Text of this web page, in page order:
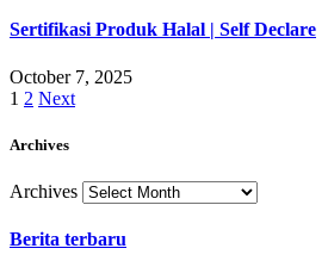
Sertifikasi Produk Halal | Self Declare
October 7, 2025
1 2 Next
Archives
Archives
Berita terbaru